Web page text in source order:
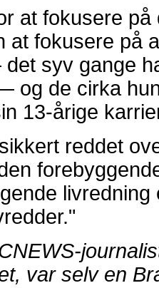
at fokusere
at fokusere på
syv gange
og de cirka
13-årige
reddet
var selv en